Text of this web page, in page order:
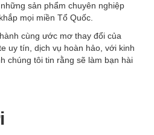
sản phẩm chuyên nghiệp
mọi miền Tổ Quốc.
cùng ước mơ thay đổi của
uy tín, dịch vụ hoàn hảo, với kinh
chúng tôi tin rằng sẽ làm bạn hài